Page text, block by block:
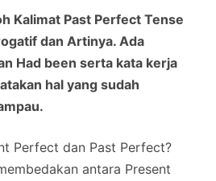
Kalimat Past Perfect Tense
dan Artinya. Ada
Had been serta kata kerja
hal yang sudah
Perfect dan Past Perfect?
antara Present